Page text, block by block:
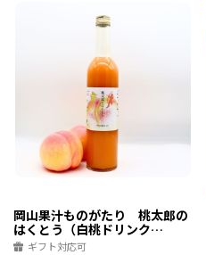
岡山果汁ものがたり 桃太郎の
はくとう（白桃ドリンク
500ml）
ギフト対応可